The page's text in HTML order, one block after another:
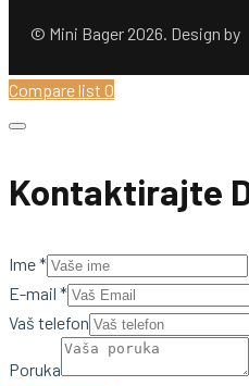
© Mini Bager 2026. Design by
Compare list 0
Kontaktirajte
Ime*
E-mail *
Vaš telefon
Poruka